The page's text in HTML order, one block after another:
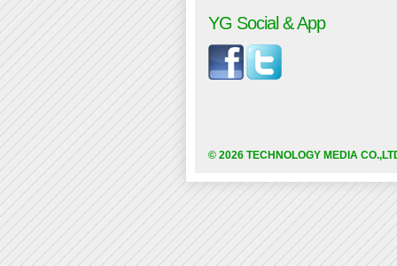
YG Social & App
© 2026 TECHNOLOGY MEDIA